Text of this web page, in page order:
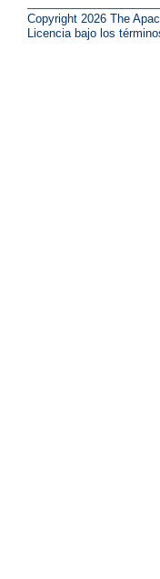
Copyright 2026 The
Licencia bajo los